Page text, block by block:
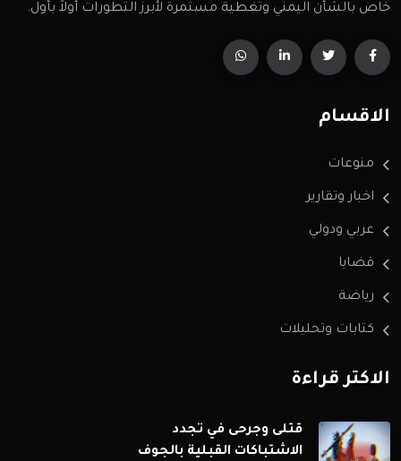
خاص بالشأن اليمني وتغطية مستمرة لأبرز التطورات أولاً بأول.
الاقسام
منوعات
اخبار وتقارير
عربي ودولي
قضايا
رياضة
كتابات وتحليلات
الاكثر قراءة
قتلى وجرحى في تجدد
الاشتباكات القبلية بالجوف